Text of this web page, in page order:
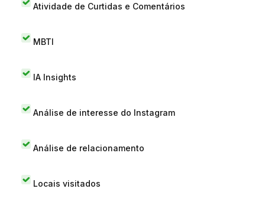
Atividade de Curtidas e Comentários
MBTI
IA Insights
Análise de interesse do Instagram
Análise de relacionamento
Locais visitados